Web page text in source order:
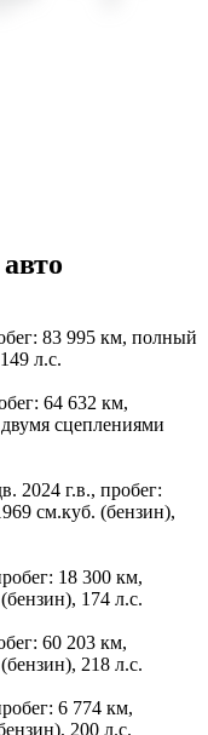
83 995 км, полный
л.с.
64 632 км,
сцеплениями
2024 г.в., пробег:
см.куб. (бензин),
18 300 км,
174 л.с.
60 203 км,
218 л.с.
6 774 км,
200 л.с.